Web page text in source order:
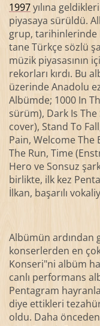
1997yılına
piyasaya sürüldü.
grup, tarihinlerinde
tane Türkçe sözlü
müzik piyasasının
rekorları kırdı. Bu
üzerinde Anadolu
Albümde; 1000 In
sürüm), Dark Is The
cover), Stand To
Pain, Welcome The
The Run, Time
Hero ve Sonsuz
birlikte, ilk kez
İlkan, başarılı
Albümün ardından
konserlerden en
Konseri"ni albüm
canlı performans
Pentagram
diye ettikleri
oldu. Daha önceden